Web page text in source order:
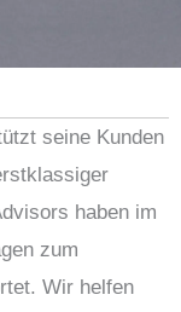
seine Kunden
haben im
zum
Wir helfen